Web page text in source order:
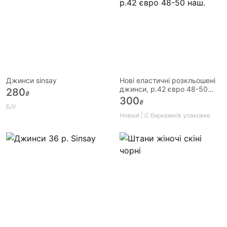
Джинси sinsay
280₴
Б/У
Нові еластичні розкльошені
джинси, р.42 євро 48-50
наш.
300₴
Новый | С бирками/в упаковке